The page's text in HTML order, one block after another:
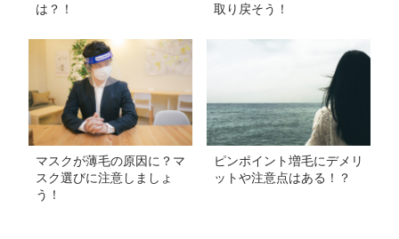
は？！
取り戻そう！
マスクが薄毛の原因に？マ
スク選びに注意しましょ
う！
ピンポイント増毛にデメリ
ットや注意点はある！？